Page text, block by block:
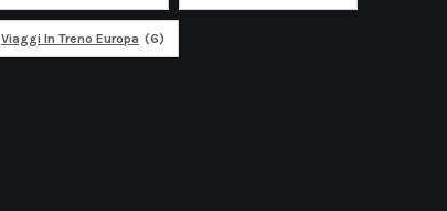
Viaggi In Treno Europa (6)